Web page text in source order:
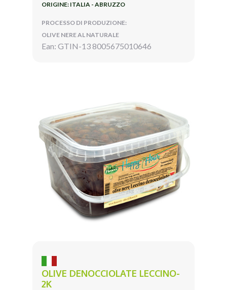
ORIGINE: ITALIA - ABRUZZO
PROCESSO DI PRODUZIONE:
OLIVE NERE AL NATURALE
Ean: GTIN-13 8005675010646
OLIVE DENOCCIOLATE LECCINO-
2K